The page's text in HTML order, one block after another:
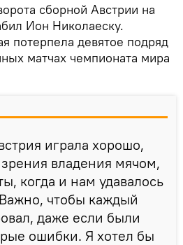
сборной Австрии на
Ион Николаеску.
потерпела девятое подряд
матчах чемпионата мира
играла хорошо,
владения мячом,
когда и нам удавалось
чтобы каждый
даже если были
ошибки. Я хотел бы